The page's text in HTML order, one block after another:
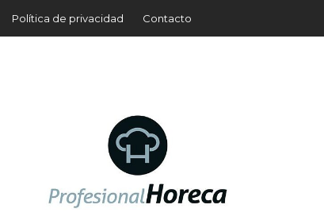
Política de privacidad Contacto